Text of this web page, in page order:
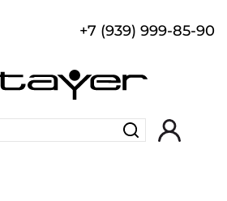
+7 (939) 999-85-90